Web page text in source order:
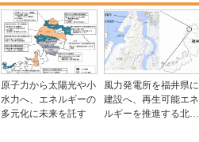
原子力から太陽光や小
水力へ、エネルギーの
多元化に未来を託す
風力発電所を福井県に
建設へ、再生可能エネ
ルギーを推進する北陸